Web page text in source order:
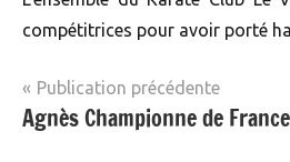
compétitrices pour avoir porté
Non
Navigation
de
Publication précédente
Agnès Championne de